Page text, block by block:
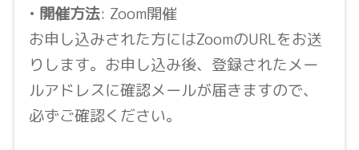
• 開催方法: Zoom開催
お申し込みされた方にはZoomのURLをお送
りします。お申し込み後、登録されたメー
ルアドレスに確認メールが届きますので、
必ずご確認ください。